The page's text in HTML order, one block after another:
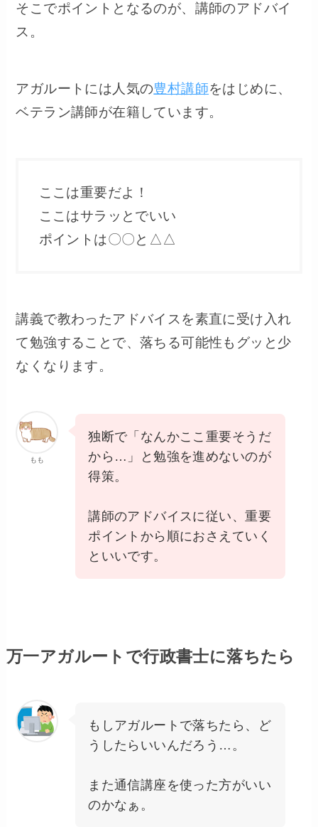
そこでポイントとなるのが、講師のアドバイ
ス。
アガルートには人気の豊村講師をはじめに、
ベテラン講師が在籍しています。
ここは重要だよ！
ここはサラッとでいい
ポイントは〇〇と△△
講義で教わったアドバイスを素直に受け入れ
て勉強することで、落ちる可能性もグッと少
なくなります。
もも
独断で「なんかここ重要そうだ
から…」と勉強を進めないのが
得策。
講師のアドバイスに従い、重要
ポイントから順におさえていく
といいです。
万一アガルートで行政書士に落ちたら
もしアガルートで落ちたら、ど
うしたらいいんだろう…。
また通信講座を使った方がいい
のかなぁ。